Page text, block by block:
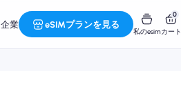
企業 eSIMプランを見る
私のesim
0
カート